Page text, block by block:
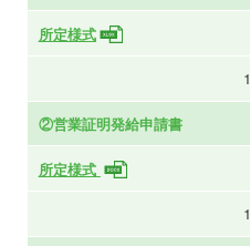
所定様式
1
②営業証明発給申請書
所定様式
1